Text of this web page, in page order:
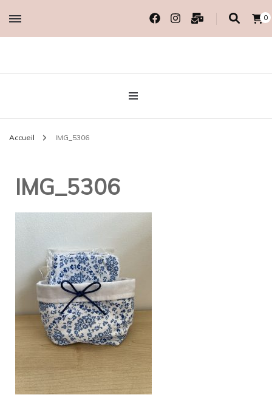
0
MADAME COTON
BIO
Accueil IMG_5306
IMG_5306